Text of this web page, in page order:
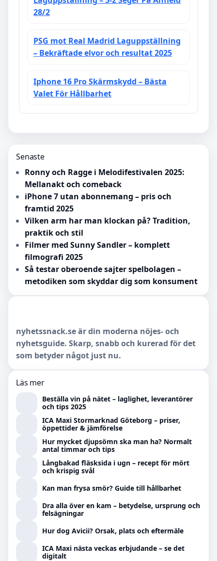
28/2
PSG mot Real Madrid Laguppställning
– Bekräftade elvor och resultat 2025
Iphone 16 Pro Skärmskydd – Bästa
Valet För Hållbarhet
Senaste
Ronny och Ragge i Melodifestivalen 2025:
Mellanakt och comeback
iPhone 7 utan abonnemang – pris och
framtid 2025
Vilken arm har man klockan på? Tradition,
praktik och stil
Filmer med Sunny Sandler – komplett
filmografi 2025
Så testar oberoende sajter spelbolagen –
metodiken som skyddar dig som konsument
nyhetssnack.se är din moderna nöjes- och
nyhetsguide. Skarp, snabb och kurerad för det
som betyder något just nu.
Läs mer
Beställa vin på nätet – laglighet, leverantörer
och tips 2025
ICA Maxi Stormarknad Göteborg – priser,
öppettider & jämförelse
Hur mycket djupsömn ska man ha? Normalt
antal timmar och tips
Långbakad fläsksida i ugn – recept för mört
och krispig svål
Kan man frysa smör? Guide till hållbarhet
Dra alla över en kam – betydelse, ursprung och
felsägningar
Hur dog Avicii? Orsak, plats och eftermäle
ICA Maxi nästa veckas erbjudande – se det
digitalt